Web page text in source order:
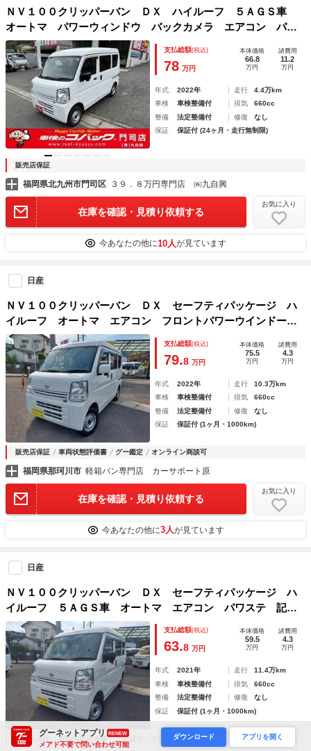
ＮＶ１００クリッパーバン ＤＸ ハイルーフ ５ＡＧＳ車
オートマ パワーウィンドウ バックカメラ エアコン パワ
ステ ワンオーナー
支払総額(税込)
78 万円
本体価格
66.8
万円
諸費用
11.2
万円
年式 2022年 走行
4.4万km
車検
車検整備付 排気
660cc
整備
法定整備付 修復
なし
保証
保証付 (24ヶ月・走行無制限)
販売店保証
福岡県北九州市門司区 ３９．８万円専門店 ㈱九自興
在庫を確認・見積り依頼する
お気に入り
今あなたの他に10人が見ています
日産
ＮＶ１００クリッパーバン ＤＸ セーフティパッケージ ハ
イルーフ オートマ エアコン フロントパワーウインドー
ドライブレコーダー ＥＴＣ 記録簿 禁煙車
支払総額(税込)
79.8 万円
本体価格
75.5
万円
諸費用
4.3
万円
年式 2022年 走行
10.3万km
車検
車検整備付 排気
660cc
整備
法定整備付 修復
なし
保証
保証付 (1ヶ月・1000km)
販売店保証 車両状態評価書 グー鑑定 オンライン商談可
福岡県那珂川市 軽箱バン専門店 カーサポート原
在庫を確認・見積り依頼する
お気に入り
今あなたの他に3人が見ています
日産
ＮＶ１００クリッパーバン ＤＸ セーフティパッケージ ハ
イルーフ ５ＡＧＳ車 オートマ エアコン パワステ 記録
簿 禁煙車
支払総額(税込)
63.8 万円
本体価格
59.5
万円
諸費用
4.3
万円
年式 2021年 走行
11.4万km
車検
車検整備付 排気
660cc
整備
法定整備付 修復
なし
保証
保証付 (1ヶ月・1000km)
販売店保証 車両状態評価書 グー鑑定 オンライン商談可
グーネットアプリ RENEW
メアド不要で問い合わせ可能
ダウンロード アプリを開く